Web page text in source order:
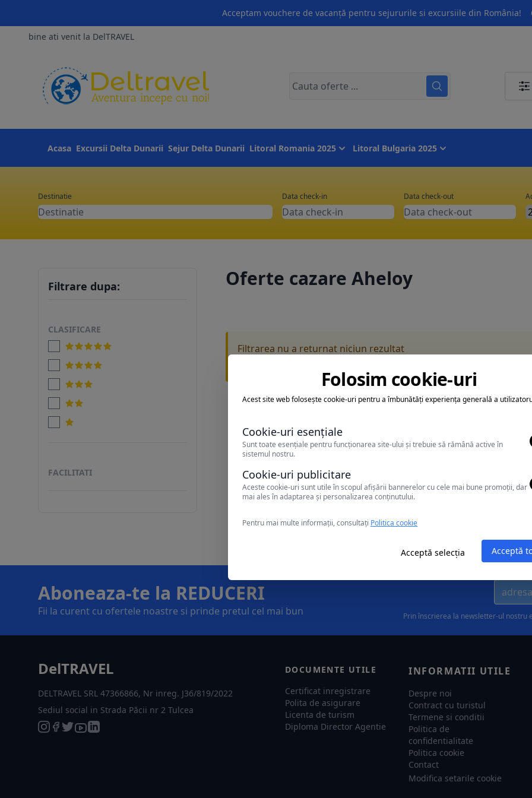
Acceptam vouchere de vacanță pentru sejururile si excursiile din România!
bine ati venit la DelTRAVEL
Acasa Excursii Delta Dunarii Sejur Delta Dunarii Litoral Romania 2025 Litoral Bulgaria 2025
Destinatie Data check-in Data check-out
Filtrare dupa:
CLASIFICARE
FACILITATI
Oferte cazare Aheloy
Filtrarea nu a returnat niciun rezultat
Aboneaza-te la REDUCERI
Fii la curent cu ofertele noastre si prinde pretul cel mai bun Prin înscrierea la newsletter-ul nostru
DelTRAVEL
DELTRAVEL SRL 47366866, Nr inreg. J36/819/2022
Sediul social in Strada Păcii nr 2 Tulcea
DOCUMENTE UTILE
Certificat inregistrare
Polita de asigurare
Licenta de turism
Diploma Director Agentie
INFORMATII UTILE
Despre noi
Contract cu turistul
Termene si conditii
Politica de
confidentialitate
Politica cookie
Contact
Modifica setarile cookie
Folosim cookie-uri
Acest site web folosește cookie-uri pentru a îmbunătăți experiența generală a
Cookie-uri esențiale
Sunt toate esențiale pentru funcționarea site-ului și trebuie să rămână active în
sistemul nostru.
Cookie-uri publicitare
Aceste cookie-uri sunt utile în scopul afișării bannerelor cu cele mai bune promoții, dar
mai ales în adaptarea și personalizarea conținutului.
Pentru mai multe informații, consultați Politica cookie
Acceptă selecția Acceptă